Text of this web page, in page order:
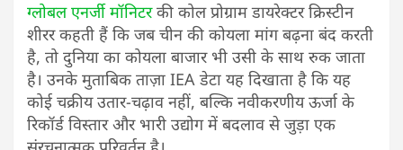
ग्लोबल एनर्जी मॉनिटरकी कोल प्रोग्राम डायरेक्टर क्रिस्टीन
शीरर कहती हैं कि जब चीन की कोयला मांग बढ़ना बंद करती
है, तो दुनिया का कोयला बाजार भी उसी के साथ रुक जाता
है। उनके मुताबिक ताज़ा IEA डेटा यह दिखाता है कि यह
कोई चक्रीय उतार-चढ़ाव नहीं, बल्कि नवीकरणीय ऊर्जा के
रिकॉर्ड विस्तार और भारी उद्योग में बदलाव से जुड़ा एक